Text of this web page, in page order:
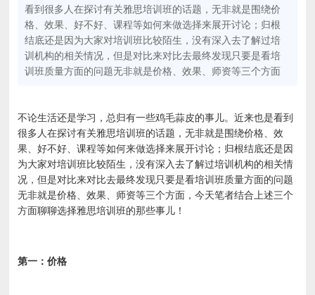
看到很多人在探讨有关雅思培训班的话题，无非就是围绕价
格、效果、好不好、课程等如何来做选择来展开讨论；归根
结底还是因为大家对培训班比较陌生，没有深入去了解过培
训机构的相关情况，但是对比来对比去最终发现只要是看培
训班质量方面的问题无非就是价格、效果、师资等三个方面
不论生活还是学习，总归有一些鸡毛蒜皮的事儿。近来也是看到
很多人在探讨有关雅思培训班的话题，无非就是围绕价格、效
果、好不好、课程等如何来做选择来展开讨论；归根结底还是因
为大家对培训班比较陌生，没有深入去了解过培训机构的相关情
况，但是对比来对比去最终发现只要是看培训班质量方面的问题
无非就是价格、效果、师资等三个方面，今天笔者结合上述三个
方面聊聊选择雅思培训班的那些事儿！
第一：价格